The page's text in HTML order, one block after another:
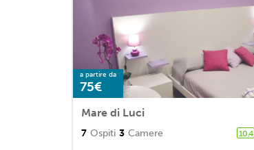
a partire da
75€
Mare di Luci
7 Ospiti 3 Camere 10,4